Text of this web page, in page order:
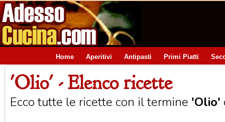
Home Aperitivi Antipasti Primi Piatti
'Olio' - Elenco ricette
Ecco tutte le ricette con il termine 'Olio'